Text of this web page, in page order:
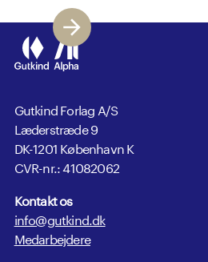
Gutkind Forlag A/S
Læderstræde 9
DK-1201 København K
CVR-nr.: 41082062
Kontakt os
info@gutkind.dk
Medarbejdere